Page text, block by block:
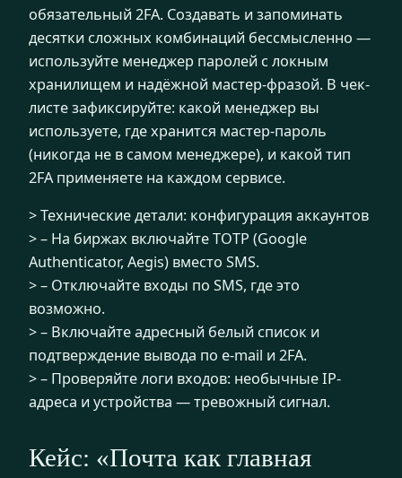
обязательный 2FA. Создавать и запоминать
десятки сложных комбинаций бессмысленно —
используйте менеджер паролей с локным
хранилищем и надёжной мастер-фразой. В чек-
листе зафиксируйте: какой менеджер вы
используете, где хранится мастер-пароль
(никогда не в самом менеджере), и какой тип
2FA применяете на каждом сервисе.
> Технические детали: конфигурация аккаунтов
> – На биржах включайте TOTP (Google
Authenticator, Aegis) вместо SMS.
> – Отключайте входы по SMS, где это
возможно.
> – Включайте адресный белый список и
подтверждение вывода по e-mail и 2FA.
> – Проверяйте логи входов: необычные IP-
адреса и устройства — тревожный сигнал.
Кейс: «Почта как главная